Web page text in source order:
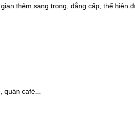
thêm sang trọng, đẳng cấp, thể hiện
café...